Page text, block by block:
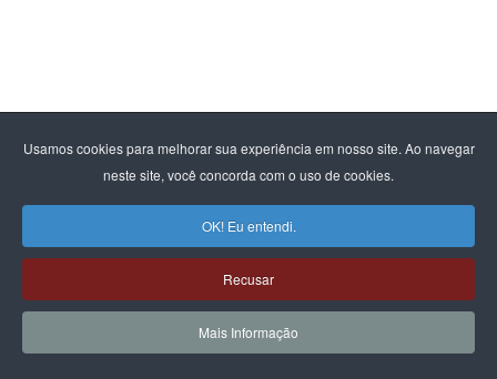
Usamos cookies para melhorar sua experiência em nosso site. Ao navegar
neste site, você concorda com o uso de cookies.
OK! Eu entendi.
Recusar
Mais Informação